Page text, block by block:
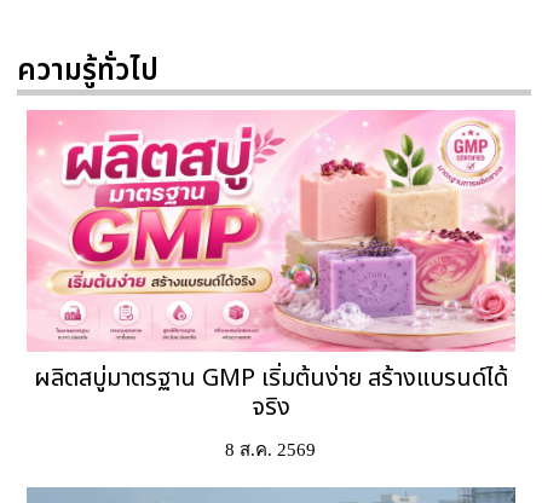
ความรู้ทั่วไป
ผลิตสบู่มาตรฐาน GMP เริ่มต้นง่าย สร้างแบรนด์ได้
จริง
8 ส.ค. 2569